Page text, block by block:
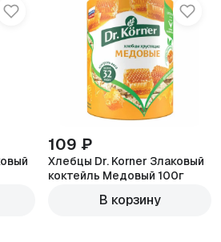
109 ₽
Хлебцы Dr. Korner Злаковый
коктейль Медовый 100г
В корзину